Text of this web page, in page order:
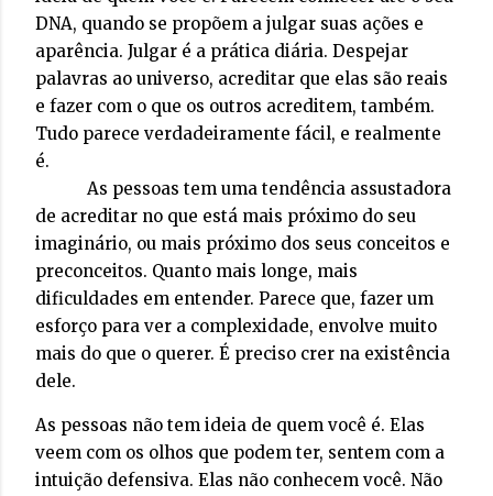
DNA, quando se propõem a julgar suas ações e
aparência. Julgar é a prática diária. Despejar
palavras ao universo, acreditar que elas são reais
e fazer com o que os outros acreditem, também.
Tudo parece verdadeiramente fácil, e realmente
é.
As pessoas tem uma tendência assustadora
de acreditar no que está mais próximo do seu
imaginário, ou mais próximo dos seus conceitos e
preconceitos. Quanto mais longe, mais
dificuldades em entender. Parece que, fazer um
esforço para ver a complexidade, envolve muito
mais do que o querer. É preciso crer na existência
dele.
As pessoas não tem ideia de quem você é. Elas
veem com os olhos que podem ter, sentem com a
intuição defensiva. Elas não conhecem você. Não